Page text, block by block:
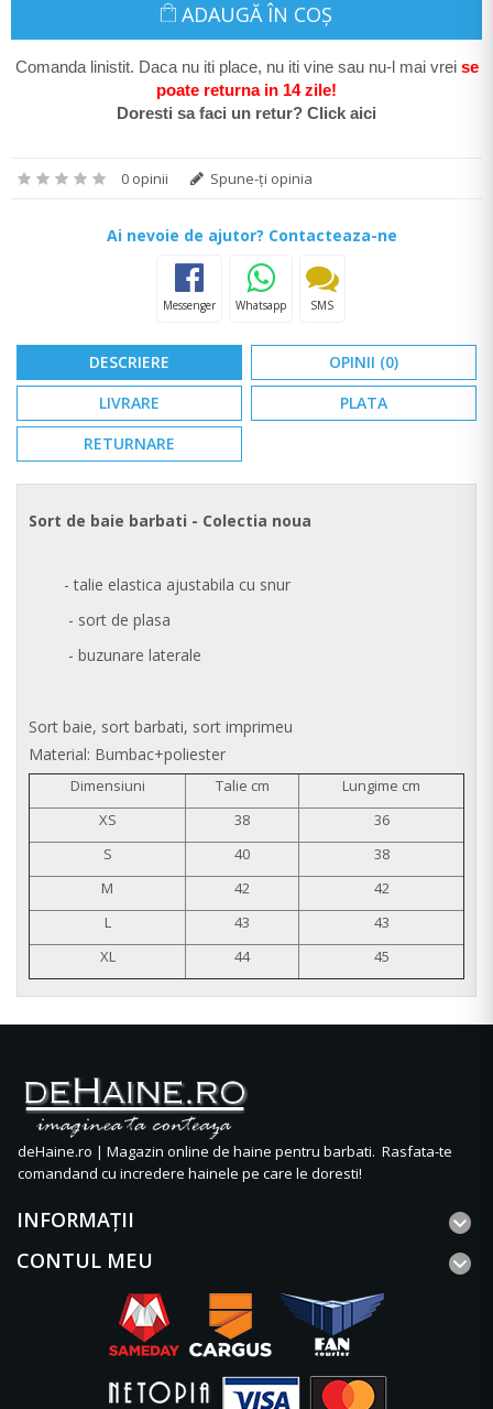
ADAUGĂ ÎN COŞ
Comanda linistit. Daca nu iti place, nu iti vine sau nu-l mai vrei se
poate returna in 14 zile!
Doresti sa faci un retur? Click aici
0 opinii Spune-ţi opinia
Ai nevoie de ajutor? Contacteaza-ne
Messenger Whatsapp SMS
DESCRIERE
OPINII (0)
LIVRARE
PLATA
RETURNARE
Sort de baie barbati - Colectia noua
- talie elastica ajustabila cu snur
- sort de plasa
- buzunare laterale
Sort baie, sort barbati, sort imprimeu
Material: Bumbac+poliester
Dimensiuni Talie cm
Lungime cm
XS
38
36
S
40
38
M
42
42
L
43
43
XL
44 45
deHaine.ro | Magazin online de haine pentru barbati. Rasfata-te
comandand cu incredere hainele pe care le doresti!
INFORMAŢII
CONTUL MEU